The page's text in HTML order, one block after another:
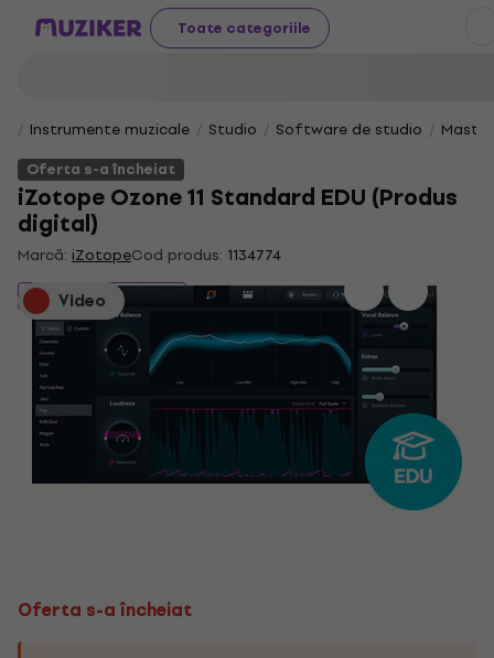
Toate categoriile
Instrumente muzicale Studio Software de studio
Oferta s-a încheiat
iZotope Ozone 11 Standard EDU (Produs
digital)
Marcă: iZotopeCod produs: 1134774
Video
Oferta s-a încheiat
Oferta s-a încheiat